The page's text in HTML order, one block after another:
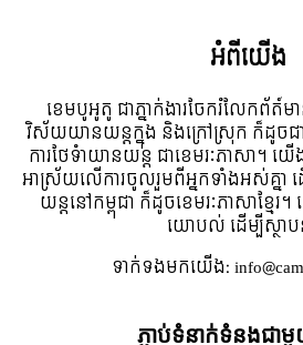
អំពី​យើង
ខេមបូអូតូ ជាភ្នាក់ងារចែករំលែកព័
វិស័យយានយន្តក្នុង និងក្រៅស្រុក ក៏ដូចជា
ការថែទំាយានយន្ត ជាខេមរៈភាសា។ យ
អាស្រ័យលើការចូលរួមពីអ្នកទាំងអស់គ្ន
យន្តនៅកម្ពុជា ក៏ដូចខេមរៈភាសាខ្មែរ
យោបល់ ដើម្បីស្ថាប
ទាក់ទង​មក​យើង:
ភ្ជាប់ទំនាក់ទំនងជា